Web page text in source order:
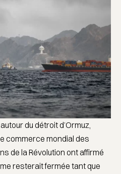
du détroit d’Ormuz,
commerce mondial des
de la Révolution ont affirmé
resterait fermée tant que